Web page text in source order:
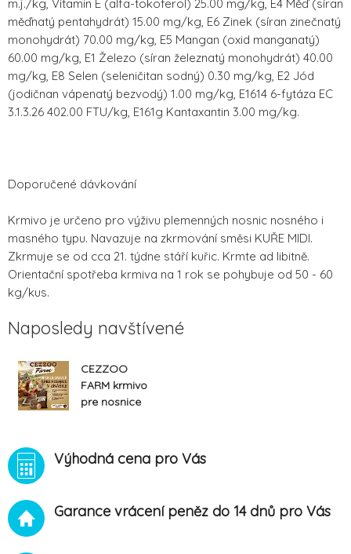
m.j./kg, Vitamin E (alfa-tokoferol) 25.00 mg/kg, E4 Měď (síran
měďnatý pentahydrát) 15.00 mg/kg, E6 Zinek (síran zinečnatý
monohydrát) 70.00 mg/kg, E5 Mangan (oxid manganatý)
60.00 mg/kg, E1 Železo (síran železnatý monohydrát) 40.00
mg/kg, E8 Selen (seleničitan sodný) 0.30 mg/kg, E2 Jód
(jodičnan vápenatý bezvodý) 1.00 mg/kg, E1614 6-fytáza EC
3.1.3.26 402.00 FTU/kg, E161g Kantaxantin 3.00 mg/kg.
Doporučené dávkování
Krmivo je určeno pro výživu plemenných nosnic nosného i
masného typu. Navazuje na zkrmování směsi KUŘE MIDI.
Zkrmuje se od cca 21. týdne stáří kuřic. Krmte ad libitně.
Orientační spotřeba krmiva na 1 rok se pohybuje od 50 - 60
kg/kus.
Naposledy navštívené
CEZZOO
FARM krmivo
pre nosnice
Výhodná cena pro Vás
Garance vrácení peněz do 14 dnů pro Vás